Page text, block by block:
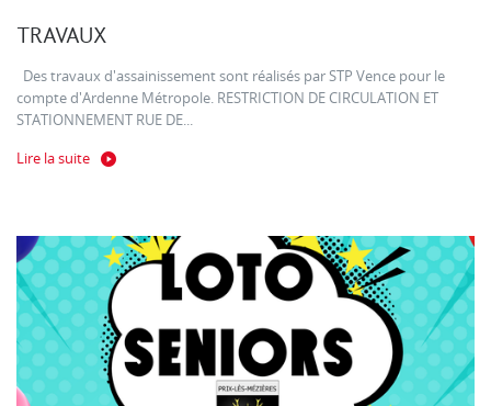
TRAVAUX
Des travaux d'assainissement sont réalisés par STP Vence pour le
compte d'Ardenne Métropole. RESTRICTION DE CIRCULATION ET
STATIONNEMENT RUE DE...
Lire la suite